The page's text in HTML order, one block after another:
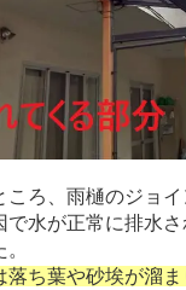
ころ、雨樋のジョ
で水が正常に排水
落ち葉や砂埃が溜ま